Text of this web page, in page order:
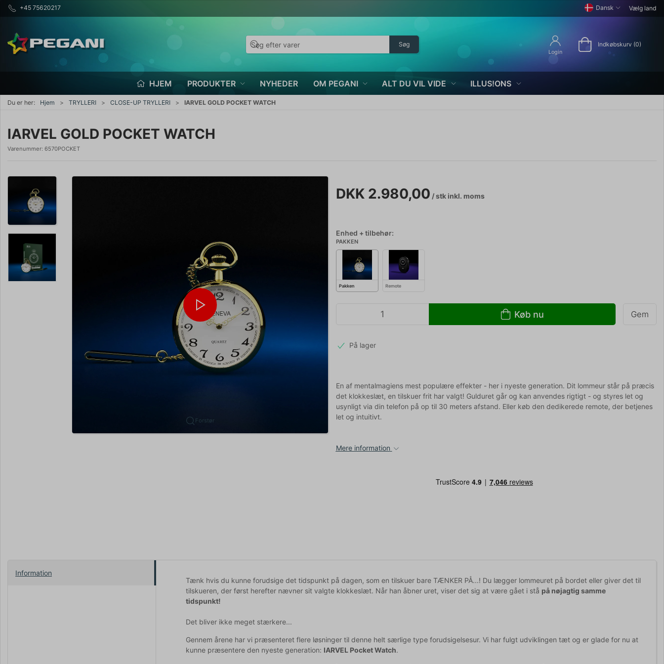
+45 75620217 Dansk Vælg land
Søg
Login
Indkøbskurv (0)
HJEM PRODUKTER NYHEDER OM PEGANI ALT DU VIL VIDE ILLUS!ONS
Du er her: Hjem TRYLLERI CLOSE-UP TRYLLERI IARVEL GOLD POCKET WATCH
IARVEL GOLD POCKET WATCH
Varenummer: 6570POCKET
Forstør
DKK 2.980,00 / stkinkl. moms
Enhed + tilbehør:
PAKKEN
Pakken Remote
Køb nu Gem
På lager
En af mentalmagiens mest populære effekter - her i nyeste generation. Dit lommeur står på præcis
det klokkeslæt, en tilskuer frit har valgt! Gulduret går og kan anvendes rigtigt - og styres let og
usynligt via din telefon på op til 30 meters afstand. Eller køb den dedikerede remote, der betjenes
let og intuitivt.
Mere information
Information
Tænk hvis du kunne forudsige det tidspunkt på dagen, som en tilskuer bare TÆNKER PÅ...! Du lægger lommeuret på bordet eller giver det til
tilskueren, der først herefter nævner sit valgte klokkeslæt. Når han åbner uret, viser det sig at være gået i stå på nøjagtig samme
tidspunkt!
Det bliver ikke meget stærkere...
Gennem årene har vi præsenteret flere løsninger til denne helt særlige type forudsigelsesur. Vi har fulgt udviklingen tæt og er glade for nu at
kunne præsentere den nyeste generation: IARVEL Pocket Watch.